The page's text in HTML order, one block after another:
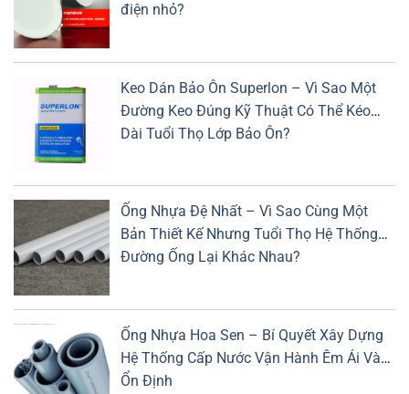
điện nhỏ?
Keo Dán Bảo Ôn Superlon – Vì Sao Một
Đường Keo Đúng Kỹ Thuật Có Thể Kéo
Dài Tuổi Thọ Lớp Bảo Ôn?
Ống Nhựa Đệ Nhất – Vì Sao Cùng Một
Bản Thiết Kế Nhưng Tuổi Thọ Hệ Thống
Đường Ống Lại Khác Nhau?
Ống Nhựa Hoa Sen – Bí Quyết Xây Dựng
Hệ Thống Cấp Nước Vận Hành Êm Ái Và
Ổn Định